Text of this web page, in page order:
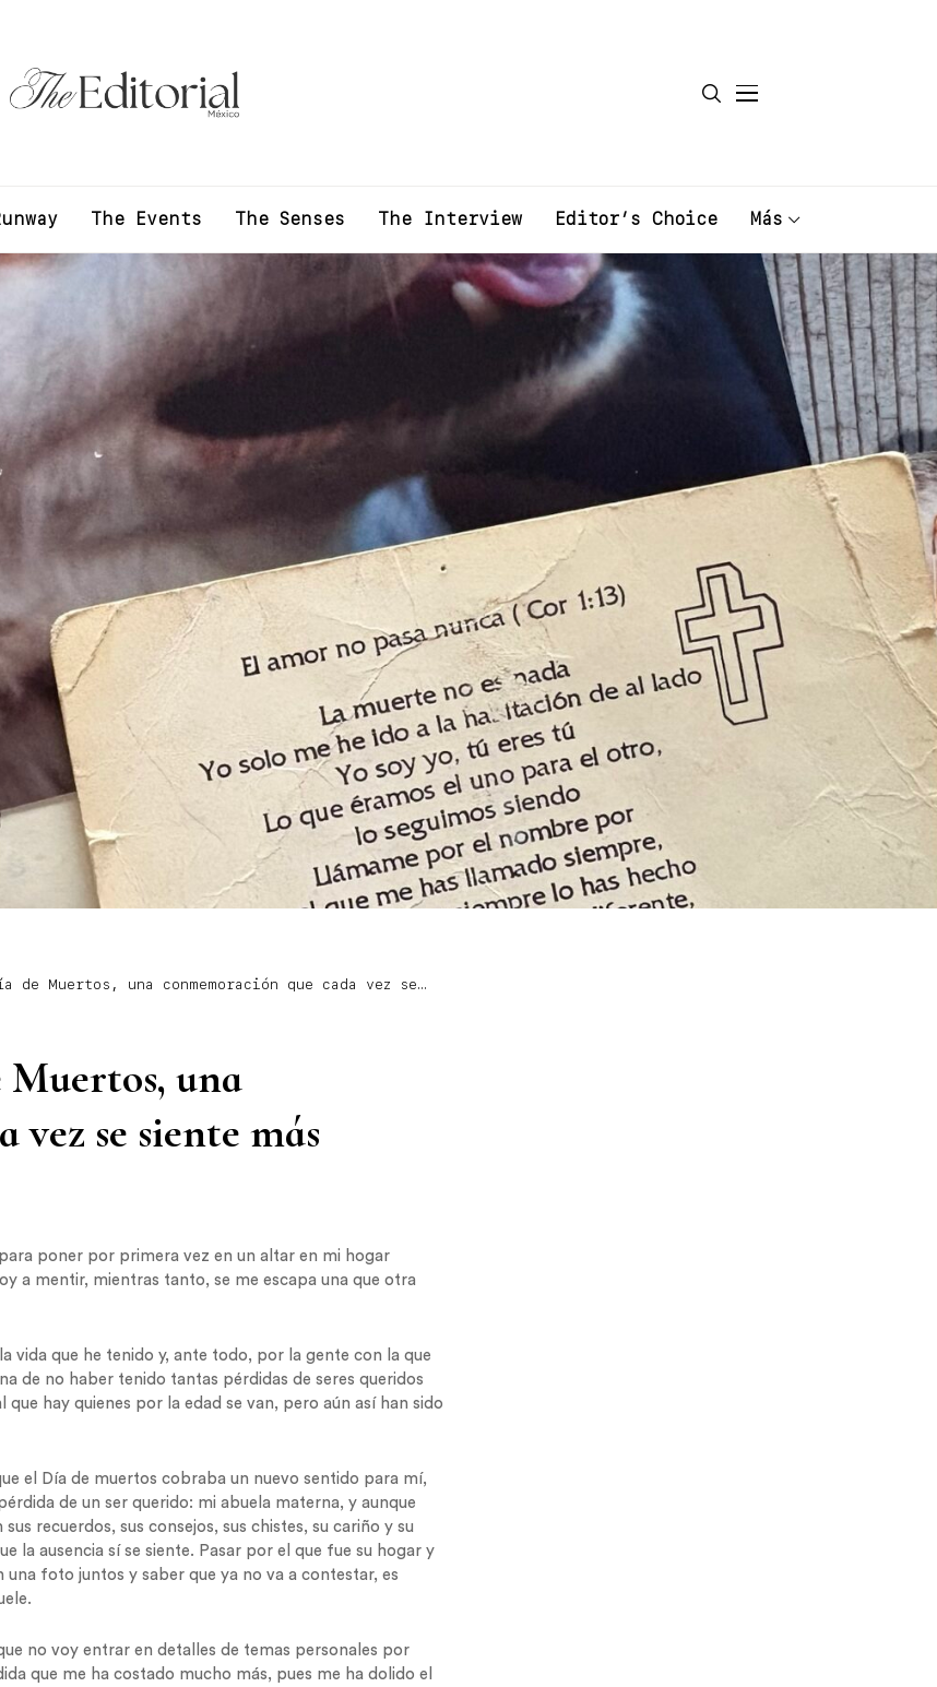
The Events The Senses The Interview Editor’s Choice Más
Muertos, una conmemoración que cada vez se
una
se siente más
poner por primera vez en un altar en mi hogar
a mentir, mientras tanto, se me escapa una que otra
vida que he tenido y, ante todo, por la gente con la que
de no haber tenido tantas pérdidas de seres queridos
hay quienes por la edad se van, pero aún así han sido
el Día de muertos cobraba un nuevo sentido para mí,
de un ser querido: mi abuela materna, y aunque
recuerdos, sus consejos, sus chistes, su cariño y su
la ausencia sí se siente. Pasar por el que fue su hogar y
foto juntos y saber que ya no va a contestar, es
no voy entrar en detalles de temas personales por
que me ha costado mucho más, pues me ha dolido el